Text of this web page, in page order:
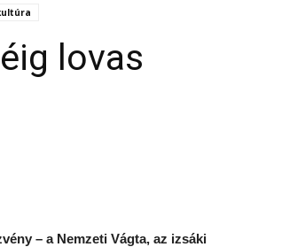
lovas
– a Nemzeti Vágta, az izsáki